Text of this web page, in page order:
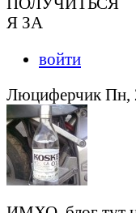
Я ЗА
войти
Люциферчик Пн,